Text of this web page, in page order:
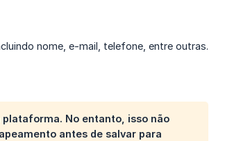
nome, e-mail, telefone, entre outras.
No entanto, isso não
antes de salvar para